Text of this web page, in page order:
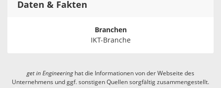
Daten & Fakten
Branchen
IKT-Branche
get in Engineeringhat die Informationen von der Webseite des
Unternehmens und ggf. sonstigen Quellen sorgfältig zusammengestellt.